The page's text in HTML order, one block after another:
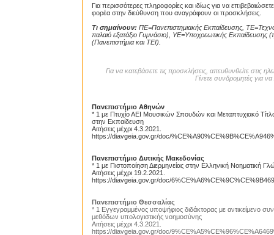
Για περισσότερες πληροφορίες και ιδίως για να
φορέα στην διεύθυνση που αναγράφουν οι προσκλήσεις.
Τι σημαίνουν: ΠΕ=Πανεπιστημιακής Εκπαίδευσης,
παλαιό εξατάξιο Γυμνάσιο), ΥΕ=Υποχρεωτικής Εκπαίδευσης
(Πανεπιστήμια και ΤΕΙ).
Για να κατεβάσετε τις προσκλήσεις, απευθυνθείτε στις
Γίνετε συνδρομητές για
Πανεπιστήμιο Αθηνών
* 1 με Πτυχίο ΑΕΙ Μουσικών Σπουδών και Μεταπτυχιακό
στην Εκπαίδευση
Αιτήσεις μέχρι 4.3.2021.
https://diavgeia.gov.gr/doc/
Πανεπιστήμιο Δυτικής Μακεδονίας
* 1 με Πιστοποίηση Διερμηνείας στην Ελληνική Νοηματική
Αιτήσεις μέχρι 19.2.2021.
https://diavgeia.gov.gr/doc/
Πανεπιστήμιο Θεσσαλίας
* 1 Εγγεγραμμένος υποψήφιος διδάκτορας με αντικείμενο
μεθόδων υπολογιστικής νοημοσύνης
Αιτήσεις μέχρι 4.3.2021.
https://diavgeia.gov.gr/doc/